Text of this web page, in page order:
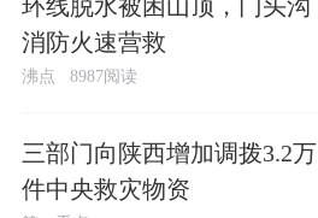
环线脱水被困山顶，门头沟
消防火速营救
沸点 8987阅读
三部门向陕西增加调拨3.2万
件中央救灾物资